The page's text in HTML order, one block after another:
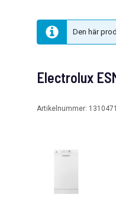
Den här
Electrolux
Artikelnummer: 1310471